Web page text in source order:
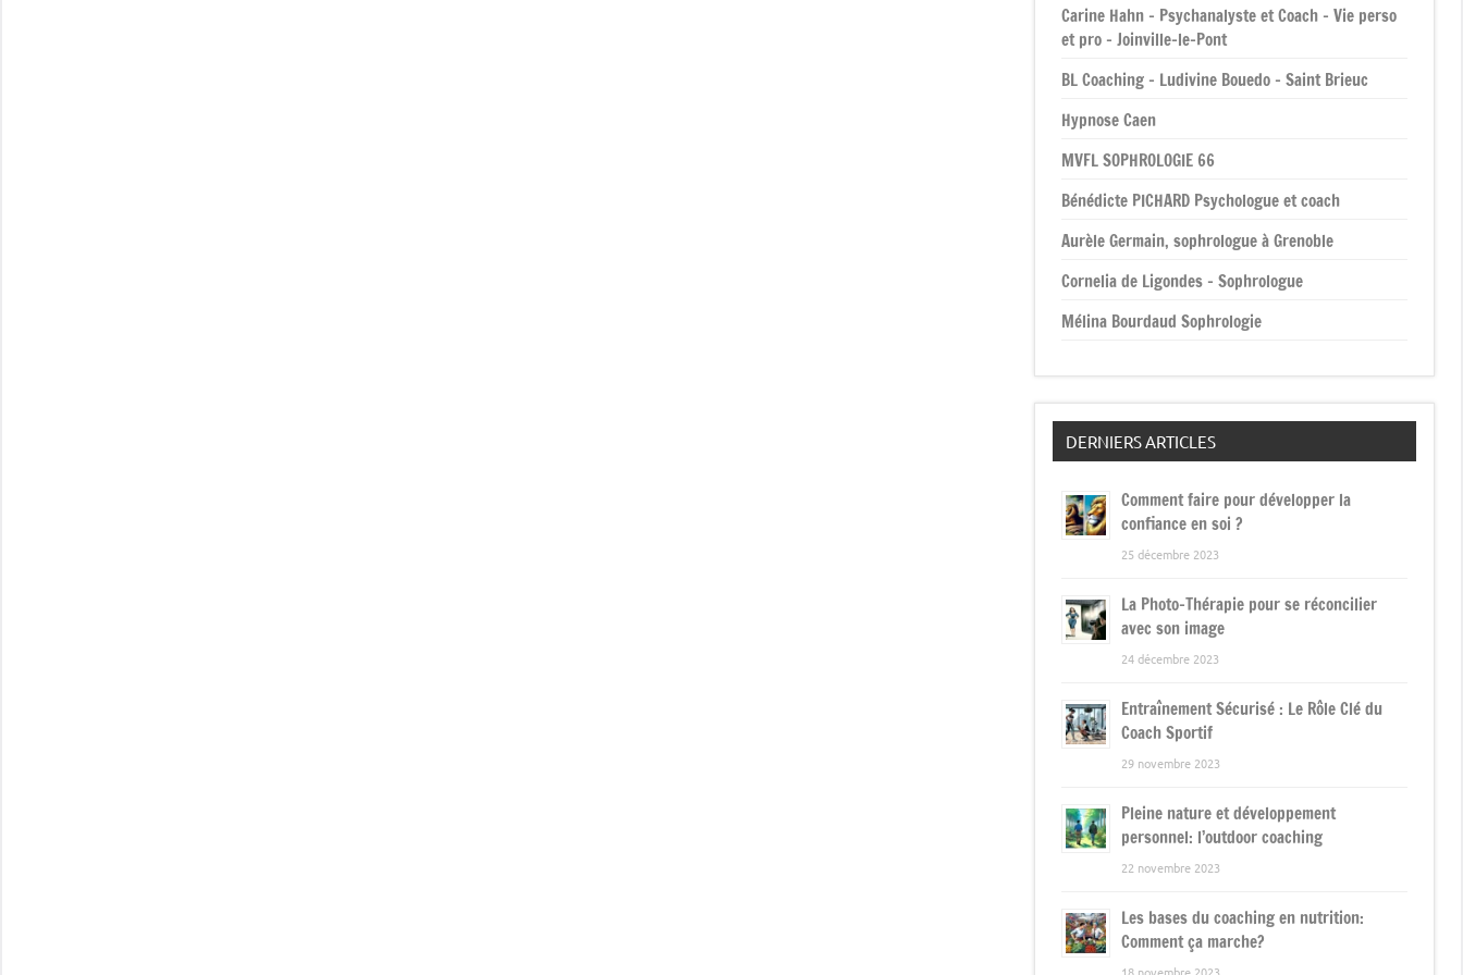
Carine Hahn – Psychanalyste et Coach – Vie perso
et pro – Joinville-le-Pont
BL Coaching – Ludivine Bouedo – Saint Brieuc
Hypnose Caen
MVFL SOPHROLOGIE 66
Bénédicte PICHARD Psychologue et coach
Aurèle Germain, sophrologue à Grenoble
Cornelia de Ligondes – Sophrologue
Mélina Bourdaud Sophrologie
DERNIERS ARTICLES
Comment faire pour développer la
confiance en soi ?
25 décembre 2023
La Photo-Thérapie pour se réconcilier
avec son image
24 décembre 2023
Entraînement Sécurisé : Le Rôle Clé du
Coach Sportif
29 novembre 2023
Pleine nature et développement
personnel: l’outdoor coaching
22 novembre 2023
Les bases du coaching en nutrition:
Comment ça marche?